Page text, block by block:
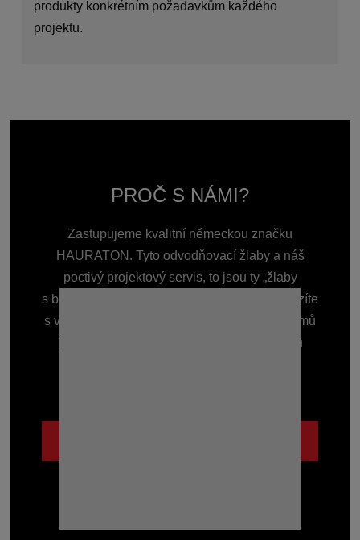
produkty konkrétním požadavkům každého
projektu.
PROČ S NÁMI?
Zastupujeme kvalitní německou značku
HAURATON. Tyto odvodňovací žlaby a náš
poctivý projektový servis, to jsou ty „žlaby
s benefitem“, které Vás vždy podrží. Ať přicházíte
s velkým projektem nebo potřebujete žlab domů
před garáž, zkušenosti s odvodněním tisíců